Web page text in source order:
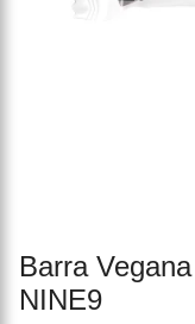
Barra
NINE9